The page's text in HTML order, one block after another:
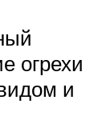
огрехи
и